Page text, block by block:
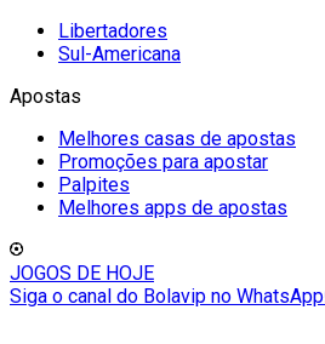
Libertadores
Sul-Americana
Apostas
Melhores casas de apostas
Promoções para apostar
Palpites
Melhores apps de apostas
JOGOS DE HOJE
Siga o canal do Bolavip no WhatsApp